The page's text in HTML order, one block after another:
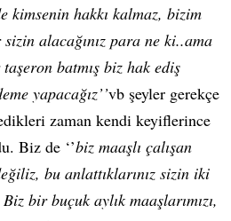
kimsenin hakkı kalmaz, bizim
alacağınız para ne ki..ama
batmış biz hak ediş
yapacağız’’vb şeyler gerekçe
zaman kendi keyiflerince
Biz de ‘’biz maaşlı çalışan
bu anlattıklarınız sizin iki
bir buçuk aylık maaşlarımızı,